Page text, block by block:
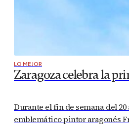
LO MEJOR
Zaragoza celebra la
Durante el fin de semana del
emblemático pintor aragonés